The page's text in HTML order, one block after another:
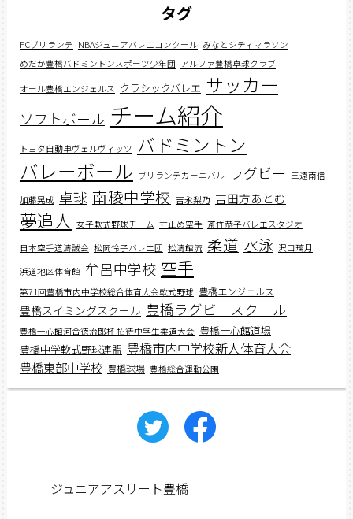
タグ
FCブリランテ NBAジュニアバレエコンクール みなとシティマラソン
めだか豊橋バドミントンスポーツ少年団 アルファ豊橋卓球クラブ
オール豊橋エンジェルス クラシックバレエ サッカー
ソフトボール チーム紹介
トヨタ自動車ヴェルヴィッツ バドミントン
バレーボール ブリランテカーニバル ラグビー 三遠南信
加藤晃成 卓球 南稜中学校 吉永梨乃 吉田方あとむ
夢追人 女子軟式野球チーム 寸止め空手 斎竹恭子バレエスタジオ
日本空手道濤誠会 松岡怜子バレエ団 松濤館流 柔道 水泳 沢口璃月
浜道地区体育館 牟呂中学校 空手
第71回豊橋市内中学校総合体育大会軟式野球 豊橋エンジェルス
豊橋スイミングスクール 豊橋ラグビースクール
豊橋一心館河合徳治郎杯 招待中学生柔道大会 豊橋一心館道場
豊橋中学軟式野球連盟 豊橋市内中学校新人体育大会
豊橋東部中学校 豊橋球場 豊橋総合運動公園
ジュニアアスリート豊橋